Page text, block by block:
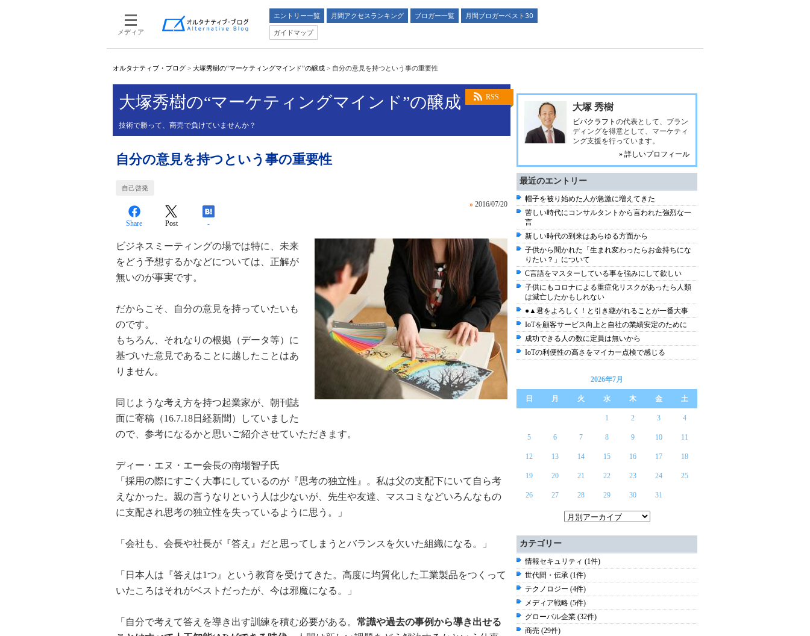
メディア
エントリー一覧 月間アクセスランキング ブロガー一覧
月間ブロガーベスト30
ガイドマップ
オルタナティブ・ブログ > 大塚秀樹の“マーケティングマインド”の醸成 > 自分の意見を持つという事の重要性
RSS
大塚秀樹の“マーケティングマインド”の醸成
技術で勝って、商売で負けていませんか？
自分の意見を持つという事の重要性
自己啓発
» 2016/07/20
Share Post -
ビジネスミーティングの場では特に、未来
をどう予想するかなどについては、正解が
無いのが事実です。
だからこそ、自分の意見を持っていたいも
のです。
もちろん、それなりの根拠（データ等）に
基づいた意見であることに越したことはあ
りません。
同じような考え方を持つ起業家が、朝刊誌
面に寄稿（16.7.18日経新聞）していました
ので、参考になるかと思いご紹介させていただきます。
ディー・エヌ・エー会長の南場智子氏
「採用の際にすごく大事にしているのが『思考の独立性』。私は父の支配下にいて自ら考
えなかった。親の言うなりという人は少ないが、先生や友達、マスコミなどいろんなもの
に支配され思考の独立性を失っているように思う。」
「会社も、会長や社長が『答え』だと思ってしまうとバランスを欠いた組織になる。」
「日本人は『答えは1つ』という教育を受けてきた。高度に均質化した工業製品をつくって
いたころはそれがベストだったが、今は邪魔になる。」
「自分で考えて答えを導き出す訓練を積む必要がある。 常識や過去の事例から導き出せる
大塚 秀樹
ビバクラフト の代表として、ブラン
ディングを得意として、マーケティ
ング支援を行っています。
» 詳しいプロフィール
最近のエントリー
帽子を被り始めた人が急激に増えてきた
苦しい時代にコンサルタントから言われた強烈な一
言
新しい時代の到来はあらゆる方面から
子供から聞かれた「生まれ変わったらお金持ちにな
りたい？」について
C言語をマスターしている事を強みにして欲しい
子供にもコロナによる重症化リスクがあったら人類
は滅亡したかもしれない
●▲君をよろしく！と引き継がれることが一番大事
IoTを顧客サービス向上と自社の業績安定のために
成功できる人の数に定員は無いから
IoTの利便性の高さをマイカー点検で感じる
2026年7月
日 月 火 水 木 金 土
1 2 3 4
5 6 7 8 9 10 11
12 13 14 15 16 17 18
19 20 21 22 23 24 25
26 27 28 29 30 31
カテゴリー
情報セキュリティ (1件)
世代間・伝承 (1件)
テクノロジー (4件)
メディア戦略 (5件)
グローバル企業 (32件)
商売 (29件)